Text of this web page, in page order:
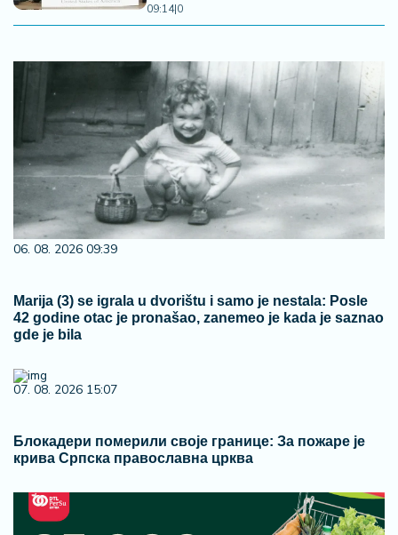
09:14|0
06. 08. 2026 09:39
Marija (3) se igrala u dvorištu i samo je nestala: Posle
42 godine otac je pronašao, zanemeo je kada je saznao
gde je bila
07. 08. 2026 15:07
Блокадери померили своје границе: За пожаре је
крива Српска православна црква